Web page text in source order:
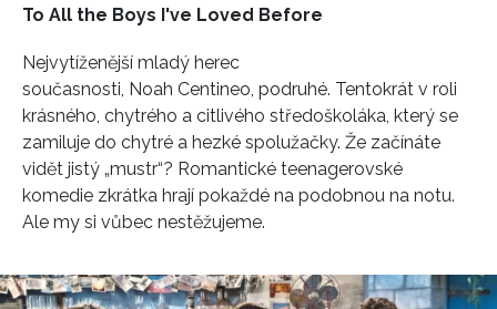
To All the Boys I've Loved Before
Nejvytíženější mladý herec
současnosti, Noah Centineo, podruhé. Tentokrát v roli
krásného, chytrého a citlivého středoškoláka, který se
zamiluje do chytré a hezké spolužačky. Že začínáte
vidět jistý „mustr“? Romantické teenagerovské
komedie zkrátka hrají pokaždé na podobnou na notu.
Ale my si vůbec nestěžujeme.